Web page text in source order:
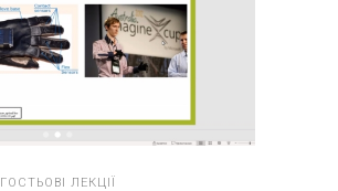
ГОСТЬОВІ ЛЕКЦІЇ